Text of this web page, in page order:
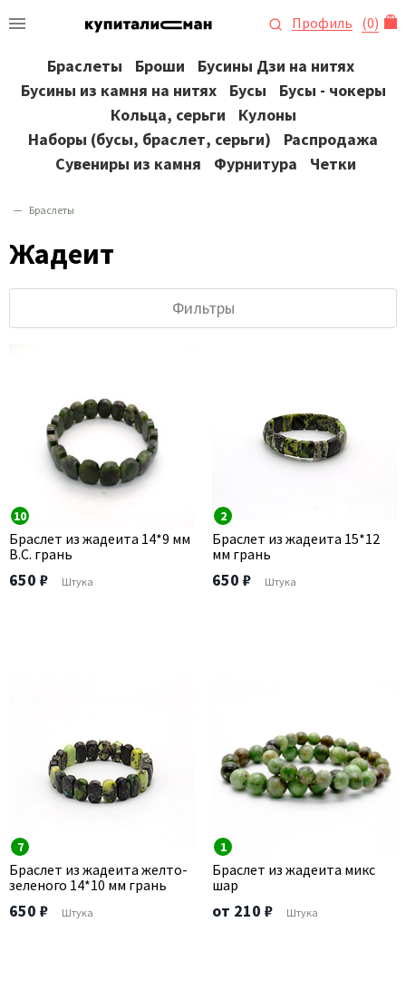
Профиль (0)
Браслеты Броши
Бусины Дзи на нитях
Бусины из камня на нитях
Бусы
Бусы - чокеры
Кольца, серьги
Кулоны
Наборы (бусы, браслет, серьги)
Распродажа
Сувениры из камня
Фурнитура Четки
Браслеты
Жадеит
Фильтры
10
Браслет из жадеита 14*9 мм
В.С. грань
650 ₽ Штука
2
Браслет из жадеита 15*12
мм грань
650 ₽ Штука
7
Браслет из жадеита желто-
зеленого 14*10 мм грань
650 ₽ Штука
1
Браслет из жадеита микс
шар
от 210 ₽ Штука